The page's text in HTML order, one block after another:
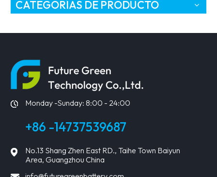
CATEGORÍAS DE PRODUCTO
Monday -Sunday: 8:00 - 24:00
+86 -14737539687
No.13 Shang Zhen East RD., Taihe Town Baiyun
Area, Guangzhou China